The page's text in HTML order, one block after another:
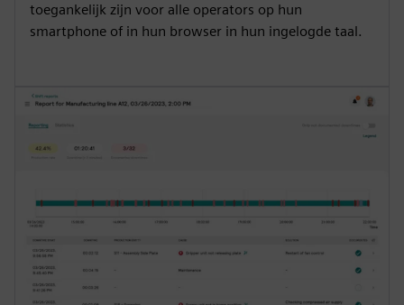
toegankelijk zijn voor alle operators op hun
smartphone of in hun browser in hun ingelogde taal.